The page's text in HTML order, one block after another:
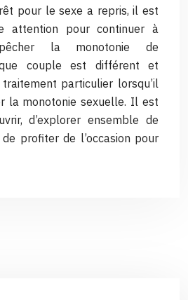
pour le sexe a repris, il est
attention pour continuer à
la monotonie de
couple est différent et
particulier lorsqu’il
la monotonie sexuelle. Il est
d’explorer ensemble de
profiter de l’occasion pour